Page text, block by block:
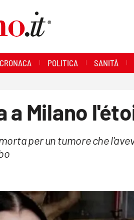
CRONACA POLITICA SANITÀ
a Milano
per un tumore che